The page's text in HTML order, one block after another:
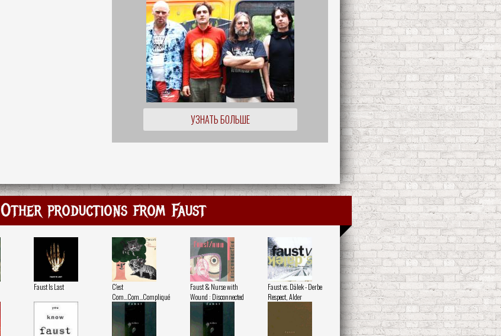
УЗНАТЬ БОЛЬШЕ
Other productions from Faust
Faust Is Last
C'est
Com...Com...Compliqué
Faust & Nurse with
Wound : Disconnected
Faust vs. Dälek - Derbe
Respect, Alder